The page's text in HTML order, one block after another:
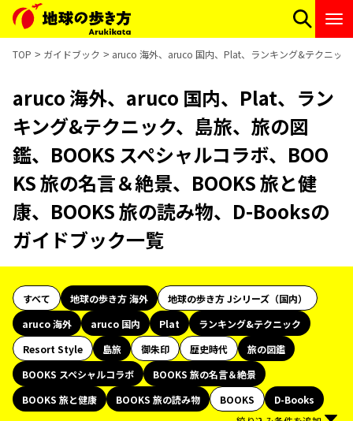
TOP ガイドブック aruco 海外、aruco 国内、Plat、ランキング&テクニッ
aruco 海外、aruco 国内、Plat、ラン
キング&テクニック、島旅、旅の図
鑑、BOOKS スペシャルコラボ、BOO
KS 旅の名言＆絶景、BOOKS 旅と健
康、BOOKS 旅の読み物、D-Booksの
ガイドブック一覧
すべて 地球の歩き方 海外
地球の歩き方 Jシリーズ（国内）
aruco 海外
aruco 国内 Plat
ランキング&テクニック
Resort Style
島旅 御朱印 歴史時代
旅の図鑑
BOOKS スペシャルコラボ
BOOKS 旅の名言＆絶景
BOOKS 旅と健康
BOOKS 旅の読み物 BOOKS
D-Books